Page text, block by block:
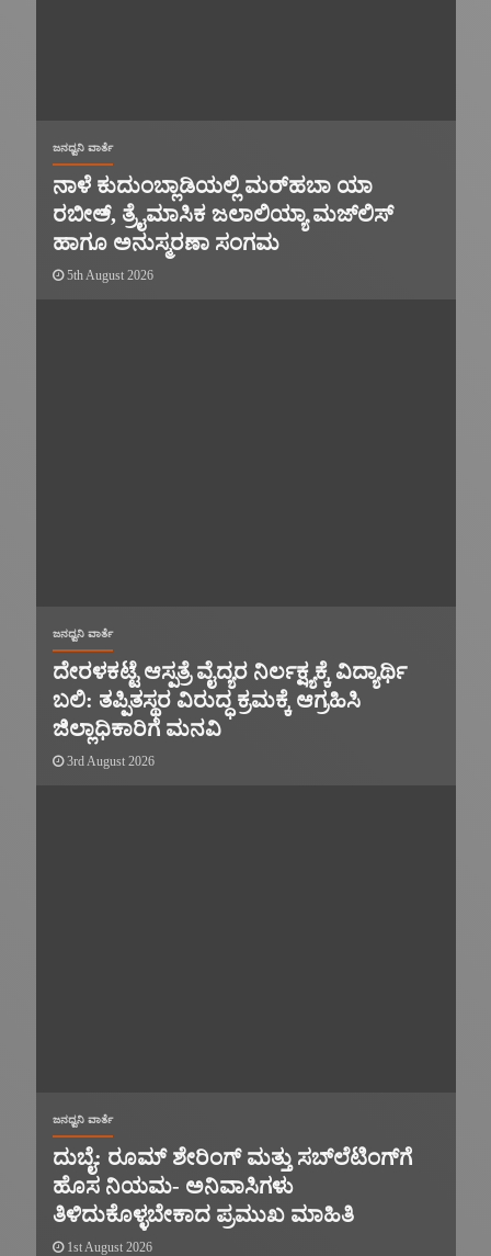
ಜನಧ್ವನಿ ವಾರ್ತೆ
ನಾಳೆ ಕುದುಂಬ್ಲಾಡಿಯಲ್ಲಿ ಮರ್‌‌ಹಬಾ ಯಾ
ರಬೀಅ್, ತ್ರೈಮಾಸಿಕ ಜಲಾಲಿಯ್ಯಾ ಮಜ್‌‌ಲಿಸ್‌‌
ಹಾಗೂ ಅನುಸ್ಮರಣಾ ಸಂಗಮ
5th August 2026
ಜನಧ್ವನಿ ವಾರ್ತೆ
ದೇರಳಕಟ್ಟೆ ಆಸ್ಪತ್ರೆ ವೈದ್ಯರ ನಿರ್ಲಕ್ಷ್ಯಕ್ಕೆ ವಿದ್ಯಾರ್ಥಿ
ಬಲಿ: ತಪ್ಪಿತಸ್ಥರ ವಿರುದ್ಧ ಕ್ರಮಕ್ಕೆ ಆಗ್ರಹಿಸಿ
ಜಿಲ್ಲಾಧಿಕಾರಿಗೆ ಮನವಿ
3rd August 2026
ಜನಧ್ವನಿ ವಾರ್ತೆ
ದುಬೈ: ರೂಮ್ ಶೇರಿಂಗ್ ಮತ್ತು ಸಬ್‌ಲೆಟಿಂಗ್‌ಗೆ
ಹೊಸ ನಿಯಮ- ಅನಿವಾಸಿಗಳು
ತಿಳಿದುಕೊಳ್ಳಬೇಕಾದ ಪ್ರಮುಖ ಮಾಹಿತಿ
1st August 2026